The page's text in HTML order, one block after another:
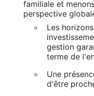
familiale et
perspective
Les
gestion
terme de
Une
d'être